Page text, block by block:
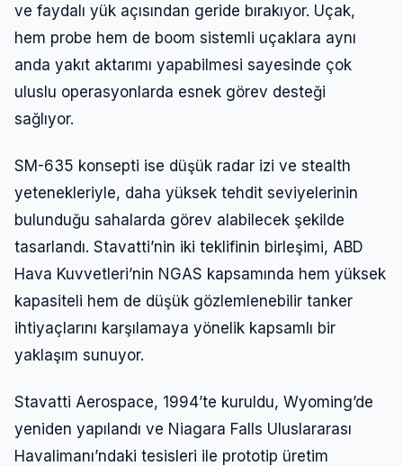
ve faydalı yük açısından geride bırakıyor. Uçak,
hem probe hem de boom sistemli uçaklara aynı
anda yakıt aktarımı yapabilmesi sayesinde çok
uluslu operasyonlarda esnek görev desteği
sağlıyor.
SM-635 konsepti ise düşük radar izi ve stealth
yetenekleriyle, daha yüksek tehdit seviyelerinin
bulunduğu sahalarda görev alabilecek şekilde
tasarlandı. Stavatti’nin iki teklifinin birleşimi, ABD
Hava Kuvvetleri’nin NGAS kapsamında hem yüksek
kapasiteli hem de düşük gözlemlenebilir tanker
ihtiyaçlarını karşılamaya yönelik kapsamlı bir
yaklaşım sunuyor.
Stavatti Aerospace, 1994’te kuruldu, Wyoming’de
yeniden yapılandı ve Niagara Falls Uluslararası
Havalimanı’ndaki tesisleri ile prototip üretim